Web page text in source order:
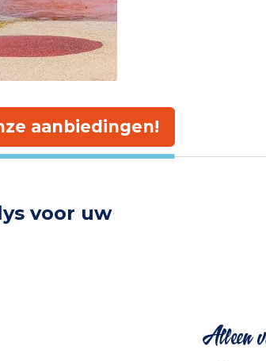
aanbiedingen!
voor uw
Alleen